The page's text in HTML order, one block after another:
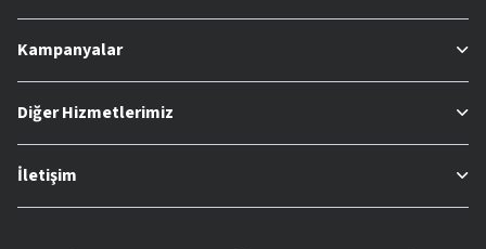
Kampanyalar
Diğer Hizmetlerimiz
İletişim